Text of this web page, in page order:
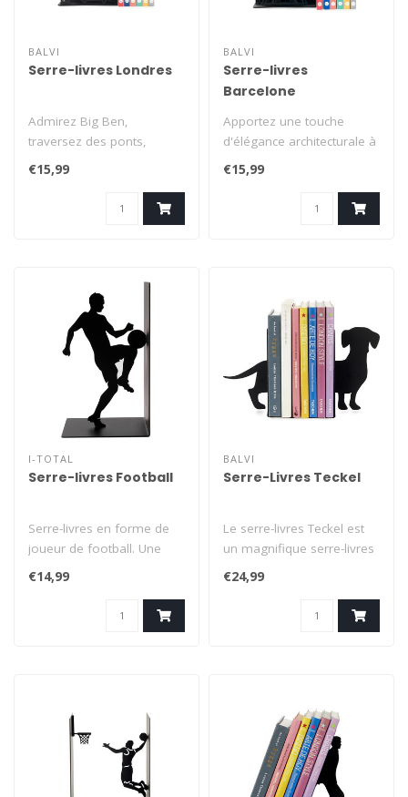
BALVI
Serre-livres Londres
Admirez Big Ben,
traversez des ponts,
montez à bord des
emblématiques bus roug..
€15,99
BALVI
Serre-livres
Barcelone
Apportez une touche
d'élégance architecturale à
votre bibliothèque avec ce
€15,99
I-TOTAL
Serre-livres Football
Serre-livres en forme de
joueur de football. Une
façon amusante de
présenter v..
€14,99
BALVI
Serre-Livres Teckel
Le serre-livres Teckel est
un magnifique serre-livres
noir avec la silhouette d'..
€24,99